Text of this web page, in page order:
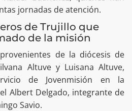
jornadas de atención.
de Trujillo que
de la misión
de la diócesis de
Altuve y Luisana Altuve,
de Jovenmisión en la
Albert Delgado, integrante de
Savio.